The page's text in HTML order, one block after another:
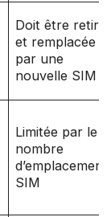
Doit être
et remplacée
par une
nouvelle SIM
Limitée par le
nombre
SIM